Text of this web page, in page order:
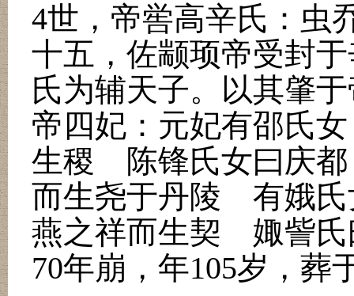
4世，帝喾高辛氏：虫
十五，佐颛顼帝受封
氏为辅天子。以其肇
帝四妃：元妃有邵氏
生稷 陈锋氏女曰庆都
而生尧于丹陵 有娥氏
燕之祥而生契 娵訾氏
70年崩，年105岁，葬